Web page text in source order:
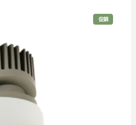
促銷特
價